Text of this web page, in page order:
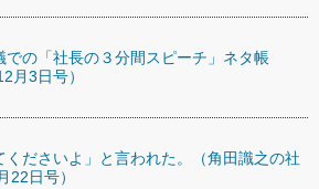
での「社長の３分間スピーチ」ネタ帳
月3日号）
くださいよ」と言われた。（角田識之の社
22日号）